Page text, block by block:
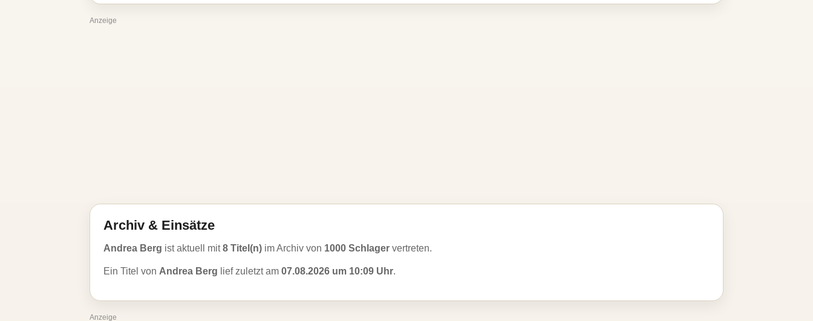
Anzeige
Archiv & Einsätze
Andrea Berg ist aktuell mit8 Titel(n) im Archiv von 1000 Schlager vertreten.
Ein Titel von Andrea Berg lief zuletzt am 07.08.2026 um 10:09 Uhr.
Anzeige